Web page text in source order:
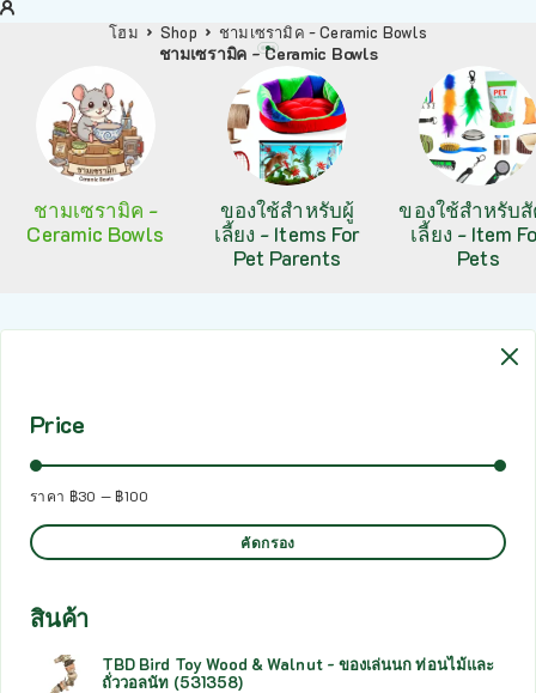
โฮม Shop ชามเซรามิค - Ceramic Bowls
ชามเซรามิค - Ceramic Bowls
ชามเซรามิค -
Ceramic Bowls
ของใช้สำหรับผู้
เลี้ยง - Items For
Pet Parents
ของใช้สำหรับ
เลี้ยง - Item
Pets
Price
คัดกรอง
ราคา ฿30 — ฿100
สินค้า
TBD Bird Toy Wood & Walnut - ของเล่นนก ท่อนไม้และ
ถั่ววอลนัท (531358)